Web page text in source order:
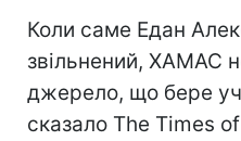
Коли саме Едан
звільнений, ХАМАС
джерело, що бере
сказало The Times